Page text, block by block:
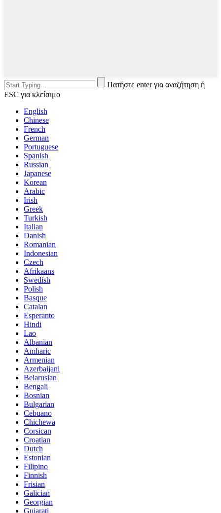
Πατήστε enter για αναζήτηση ή
ESC για κλείσιμο
English
Chinese
French
German
Portuguese
Spanish
Russian
Japanese
Korean
Arabic
Irish
Greek
Turkish
Italian
Danish
Romanian
Indonesian
Czech
Afrikaans
Swedish
Polish
Basque
Catalan
Esperanto
Hindi
Lao
Albanian
Amharic
Armenian
Azerbaijani
Belarusian
Bengali
Bosnian
Bulgarian
Cebuano
Chichewa
Corsican
Croatian
Dutch
Estonian
Filipino
Finnish
Frisian
Galician
Georgian
Gujarati